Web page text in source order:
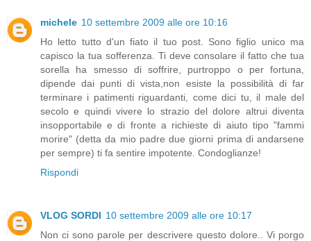
michele 10 settembre 2009 alle ore 10:16
Ho letto tutto d'un fiato il tuo post. Sono figlio unico ma
capisco la tua sofferenza. Ti deve consolare il fatto che tua
sorella ha smesso di soffrire, purtroppo o per fortuna,
dipende dai punti di vista,non esiste la possibilità di far
terminare i patimenti riguardanti, come dici tu, il male del
secolo e quindi vivere lo strazio del dolore altrui diventa
insopportabile e di fronte a richieste di aiuto tipo "fammi
morire" (detta da mio padre due giorni prima di andarsene
per sempre) ti fa sentire impotente. Condoglianze!
Rispondi
VLOG SORDI 10 settembre 2009 alle ore 10:17
Non ci sono parole per descrivere questo dolore.. Vi porgo